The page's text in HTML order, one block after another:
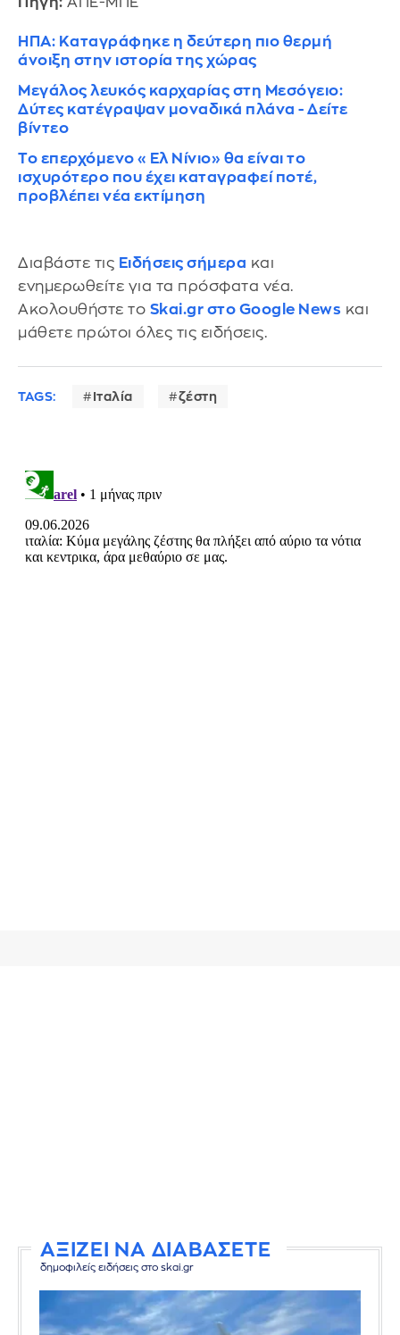
ΗΠΑ: Καταγράφηκε η δεύτερη πιο θερμή
άνοιξη στην ιστορία της χώρας
Μεγάλος λευκός καρχαρίας στη Μεσόγειο:
Δύτες κατέγραψαν μοναδικά πλάνα - Δείτε
βίντεο
Το επερχόμενο «Ελ Νίνιο» θα είναι το
ισχυρότερο που έχει καταγραφεί ποτέ,
προβλέπει νέα εκτίμηση
Διαβάστε τις Ειδήσεις σήμερα και
ενημερωθείτε για τα πρόσφατα νέα.
Ακολουθήστε το Skai.gr στο Google News και
μάθετε πρώτοι όλες τις ειδήσεις.
TAGS: Ιταλία ζέστη
ΑΞΙΖΕΙ ΝΑ ΔΙΑΒΑΣΕΤΕ
δημοφιλείς ειδήσεις στο skai.gr